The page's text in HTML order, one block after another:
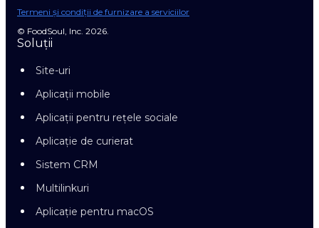
Termeni și condiții de furnizare a serviciilor
© FoodSoul, Inc. 2026.
Soluții
Site-uri
Aplicații mobile
Aplicații pentru rețele sociale
Aplicație de curierat
Sistem CRM
Multilinkuri
Aplicație pentru macOS